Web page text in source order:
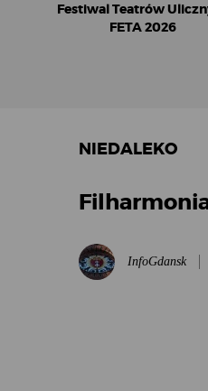
Festiwal Teatrów
FETA 2026
NIEDALEKO
InfoGdansk